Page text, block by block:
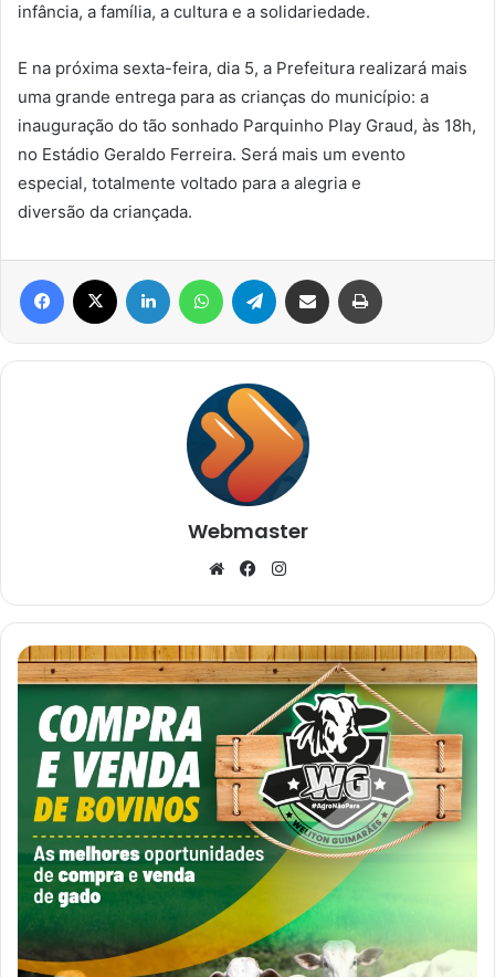
infância, a família, a cultura e a solidariedade.
E na próxima sexta-feira, dia 5, a Prefeitura realizará mais
uma grande entrega para as crianças do município: a
inauguração do tão sonhado Parquinho Play Graud, às 18h,
no Estádio Geraldo Ferreira. Será mais um evento
especial, totalmente voltado para a alegria e
diversão da criançada.
Facebook Linkedin WhatsAppTelegram Compartilhar via e-mail
Webmaster
WebsiteFacebook